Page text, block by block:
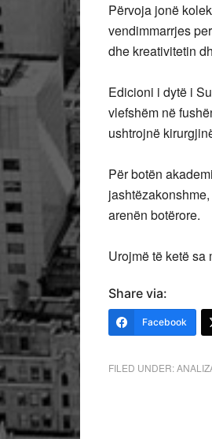
Përvoja jonë
vendimmarrjes
dhe kreativitetin
Edicioni i dytë i
vlefshëm në
ushtrojnë
Për botën
arenën botërore.
Urojmë të ketë sa
Share via:
Facebook
FILED UNDER: